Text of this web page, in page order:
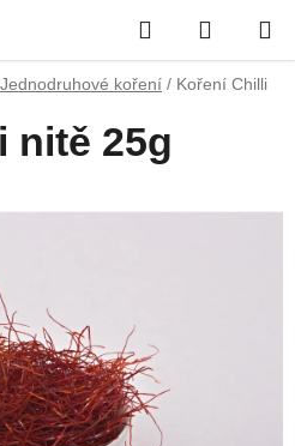
Hledat
KOŠÍK
Jednodruhové koření / Koření Chilli
nitě 25g